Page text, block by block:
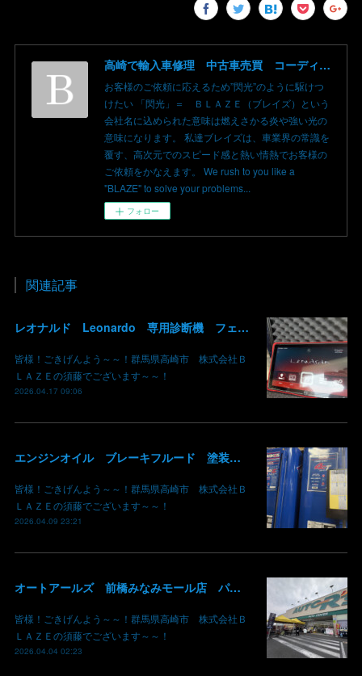
高崎で輸入車修理 中古車売買 コーディングならBLAZE（ブレイズ）へ│BLAZE Total Car Support & Modify in Takasaki Gunma
お客様のご依頼に応えるため”閃光”のように駆けつ
けたい 「閃光」＝ ＢＬＡＺＥ（ブレイズ）という
会社名に込められた意味は燃えさかる炎や強い光の
意味になります。 私達ブレイズは、車業界の常識を
覆す、高次元でのスピード感と熱い情熱でお客様の
ご依頼をかなえます。 We rush to you like a
"BLAZE" to solve your problems...
フォロー
関連記事
レオナルド Leonardo 専用診断機 フェラーリ ランボルギーニ マクラーレン ロールスロイス アストンマーチン ベントレー マセラッティ 関東 北関東 群馬 高崎
皆様！ごきげんよう～～！群馬県高崎市 株式会社Ｂ
ＬＡＺＥの須藤でございます～～！
2026.04.17 09:06
エンジンオイル ブレーキフルード 塗装用シンナー あります！ 価格現状維持 価格吸収 原油不足 値段高騰 群馬 高崎
皆様！ごきげんよう～～！群馬県高崎市 株式会社Ｂ
ＬＡＺＥの須藤でございます～～！
2026.04.09 23:21
オートアールズ 前橋みなみモール店 パワーモールフェス イベント デントリペア 鈑金修理 塗装 出店 キズ へこみ 国産車 輸入車 雹 群馬 高崎 前橋
皆様！ごきげんよう～～！群馬県高崎市 株式会社Ｂ
ＬＡＺＥの須藤でございます～～！
2026.04.04 02:23